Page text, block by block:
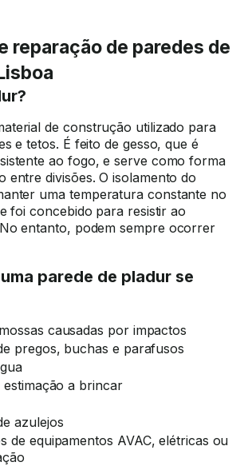
reparação de paredes de
de construção utilizado para
e tetos. É feito de gesso, que é
ao fogo, e serve como forma
entre divisões. O isolamento do
uma temperatura constante no
foi concebido para resistir ao
entanto, podem sempre ocorrer
parede de pladur se
causadas por impactos
pregos, buchas e parafusos
estimação a brincar
azulejos
de equipamentos AVAC, elétricas ou